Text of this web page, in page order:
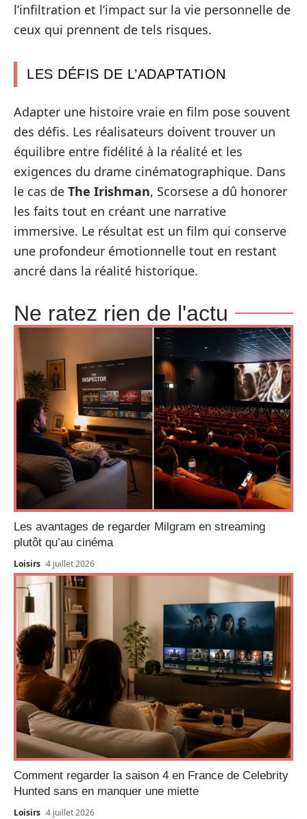
l’infiltration et l’impact sur la vie personnelle de
ceux qui prennent de tels risques.
LES DÉFIS DE L’ADAPTATION
Adapter une histoire vraie en film pose souvent
des défis. Les réalisateurs doivent trouver un
équilibre entre fidélité à la réalité et les
exigences du drame cinématographique. Dans
le cas de The Irishman, Scorsese a dû honorer
les faits tout en créant une narrative
immersive. Le résultat est un film qui conserve
une profondeur émotionnelle tout en restant
ancré dans la réalité historique.
Ne ratez rien de l'actu
Les avantages de regarder Milgram en streaming
plutôt qu’au cinéma
Loisirs 4 juillet 2026
Comment regarder la saison 4 en France de Celebrity
Hunted sans en manquer une miette
Loisirs 4 juillet 2026